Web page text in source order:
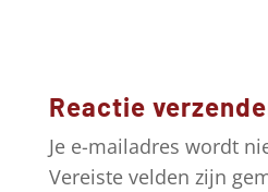
Reactie
Je e-mailadres wordt
Vereiste velden zijn